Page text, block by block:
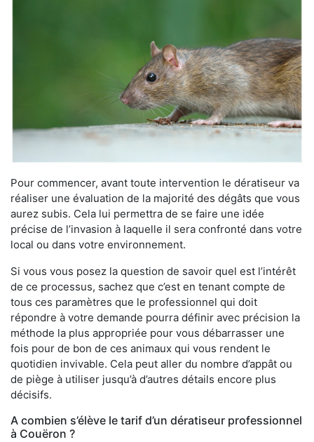
Pour commencer, avant toute intervention le dératiseur va
réaliser une évaluation de la majorité des dégâts que vous
aurez subis. Cela lui permettra de se faire une idée
précise de l’invasion à laquelle il sera confronté dans votre
local ou dans votre environnement.
Si vous vous posez la question de savoir quel est l’intérêt
de ce processus, sachez que c’est en tenant compte de
tous ces paramètres que le professionnel qui doit
répondre à votre demande pourra définir avec précision la
méthode la plus appropriée pour vous débarrasser une
fois pour de bon de ces animaux qui vous rendent le
quotidien invivable. Cela peut aller du nombre d’appât ou
de piège à utiliser jusqu’à d’autres détails encore plus
décisifs.
A combien s’élève le tarif d’un dératiseur professionnel
à Couëron ?